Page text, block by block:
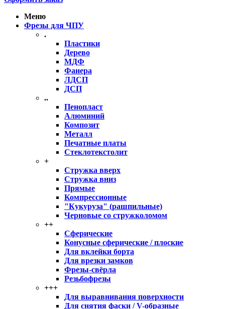
Меню
Фрезы для ЧПУ
.
Пластики
Дерево
МДФ
Фанера
ЛДСП
ДСП
..
Пенопласт
Алюминий
Композит
Металл
Печатные платы
Стеклотекстолит
+
Стружка вверх
Стружка вниз
Прямые
Компрессионные
"Кукуруза" (рашпильные)
Черновые со стружколомом
++
Сферические
Конусные сферические / плоские
Для вклейки борта
Для врезки замков
Фрезы-свёрла
Резьбофрезы
+++
Для выравнивания поверхности
Для снятия фаски / V-образные